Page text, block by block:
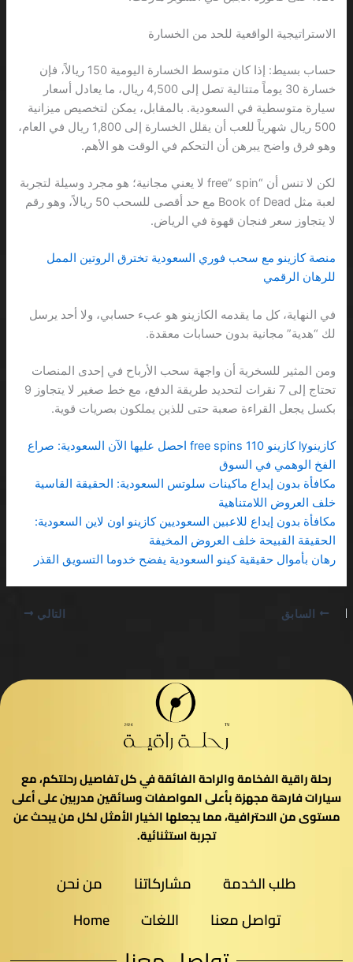
الاستراتيجية الواقعية للحد من الخسارة
حساب بسيط: إذا كان متوسط الخسارة اليومية 150 ريالاً، فإن
خسارة 30 يوماً متتالية تصل إلى 4,500 ريال، ما يعادل أسعار
سيارة متوسطية في السعودية. بالمقابل، يمكن لتخصيص ميزانية
500 ريال شهرياً للعب أن يقلل الخسارة إلى 1,800 ريال في العام،
وهو فرق واضح يبرهن أن التحكم في الوقت هو الأهم.
لكن لا تنس أن “free” spin لا يعني مجانية؛ هو مجرد وسيلة لتجربة
لعبة مثل Book of Dead مع حد أقصى للسحب 50 ريالاً، وهو رقم
لا يتجاوز سعر فنجان قهوة في الرياض.
منصة كازينو مع سحب فوري السعودية تخترق الروتين الممل
للرهان الرقمي
في النهاية، كل ما يقدمه الكازينو هو عبء حسابي، ولا أحد يرسل
لك “هدية” مجانية بدون حسابات معقدة.
ومن المثير للسخرية أن واجهة سحب الأرباح في إحدى المنصات
تحتاج إلى 7 نقرات لتحديد طريقة الدفع، مع خط صغير لا يتجاوز 9
بكسل يجعل القراءة صعبة حتى للذين يملكون بصريات قوية.
كازينوly كازينو 110 free spins احصل عليها الآن السعودية: صراع
الفخ الوهمي في السوق
مكافأة بدون إيداع ماكينات سلوتس السعودية: الحقيقة القاسية
خلف العروض اللامتناهية
مكافأة بدون إيداع للاعبين السعوديين كازينو اون لاين السعودية:
الحقيقة القبيحة خلف العروض المخيفة
رهان بأموال حقيقية كينو السعودية يفضح خدوما التسويق القذر
السابق التالي
رحلة راقية الفخامة والراحة الفائقة في كل تفاصيل رحلتكم، مع
سيارات فارهة مجهزة بأعلى المواصفات وسائقين مدربين على أعلى
مستوى من الاحترافية، مما يجعلها الخيار الأمثل لكل من يبحث عن
تجربة استثنائية.
طلب الخدمة مشاركاتنا
من نحن
تواصل معنا
اللغات Home